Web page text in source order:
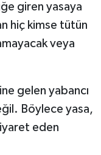
giren yasaya
hiç kimse tütün
veya
gelen yabancı
Böylece yasa,
eden